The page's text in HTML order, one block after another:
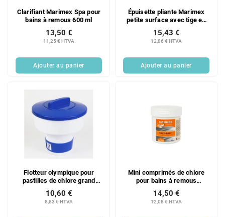
Clarifiant Marimex Spa pour
bains à remous 600 ml
11,25 € HTVA
13,50 €
Ajouter au panier
Épuisette pliante Marimex
petite surface avec tige en
aluminium 1 pc.
12,86 € HTVA
15,43 €
Ajouter au panier
Flotteur olympique pour
pastilles de chlore grand
format 1 pc.
8,83 € HTVA
10,60 €
Mini comprimés de chlore
pour bains à remous
Marimex Wellness&Spa 500
g 1 pièce.
12,08 € HTVA
14,50 €